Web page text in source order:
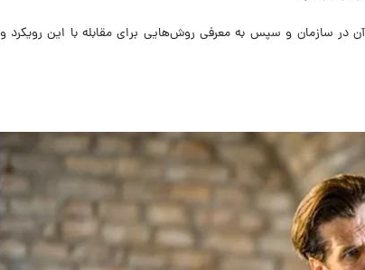
در سازمان و سپس به معرفی روش‌هایی برای مقابله با این رویکرد و